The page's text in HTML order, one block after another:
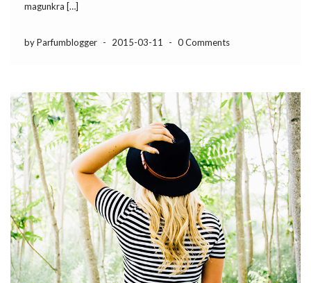
magunkra […]
by Parfumblogger - 2015-03-11 - 0 Comments